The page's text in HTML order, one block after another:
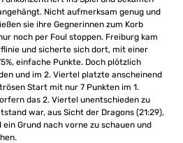
Nicht aufmerksam genug und
sie ihre Gegnerinnen zum Korb
noch per Foul stoppen. Freiburg kam
und sicherte sich dort, mit einer
einfache Punkte. Doch plötzlich
und im 2. Viertel platzte anscheinend
Start mit nur 7 Punkten im 1.
das 2. Viertel unentschieden zu
war, aus Sicht der Dragons (21:29),
Grund nach vorne zu schauen und